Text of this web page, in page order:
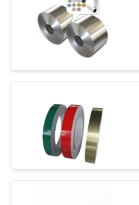
ЗАПРОСИТЕ
ЦИТАТУ
катушки